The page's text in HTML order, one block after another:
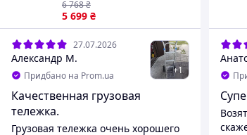
колесах
5 699 ₴
6 768₴
27.07.2026
Александр М.
Придбано на Prom.ua +1
Качественная грузовая
тележка.
Грузовая тележка очень хорошего